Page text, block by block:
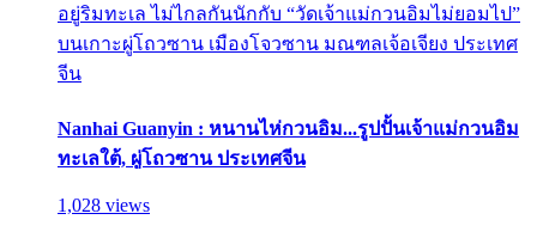
อยู่ริมทะเล ไม่ไกลกันนักกับ “วัดเจ้าแม่กวนอิมไม่ยอมไป”
บนเกาะผู่โถวซาน เมืองโจวซาน มณฑลเจ้อเจียง ประเทศ
จีน
Nanhai Guanyin : หนานไห่กวนอิม...รูปปั้นเจ้าแม่กวนอิม
ทะเลใต้, ผู่โถวซาน ประเทศจีน
1,028 views